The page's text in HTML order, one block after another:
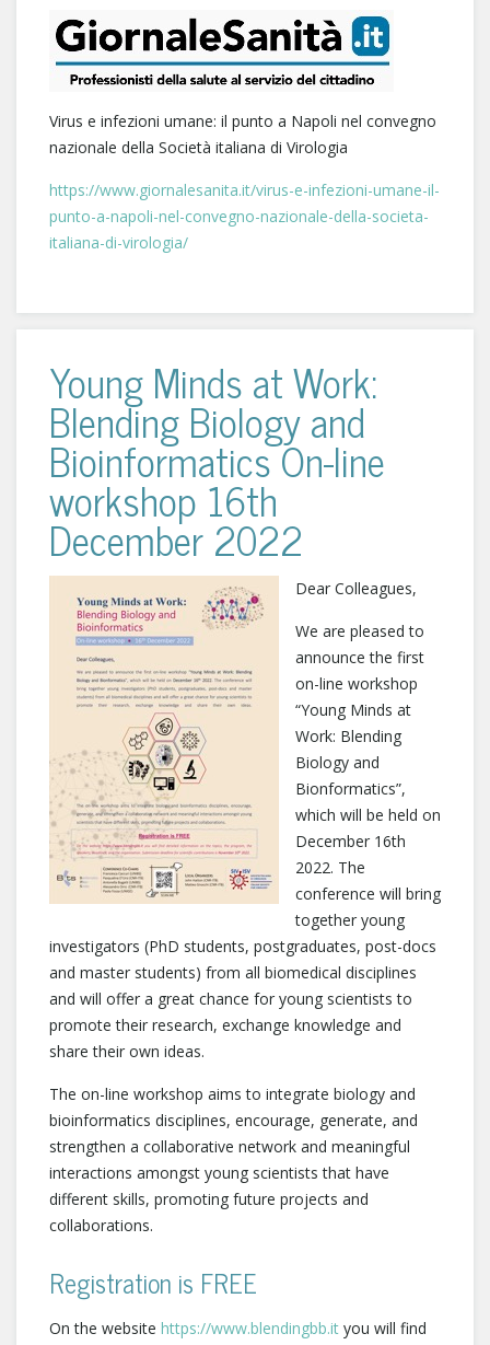
Virus e infezioni umane: il punto a Napoli nel convegno
nazionale della Società italiana di Virologia
https://www.giornalesanita.it/virus-e-infezioni-umane-il-
punto-a-napoli-nel-convegno-nazionale-della-societa-
italiana-di-virologia/
Young Minds at Work:
Blending Biology and
Bioinformatics On-line
workshop 16th
December 2022
Dear Colleagues,
We are pleased to
announce the first
on-line workshop
“Young Minds at
Work: Blending
Biology and
Bionformatics”,
which will be held on
December 16th
2022. The
conference will bring
together young
investigators (PhD students, postgraduates, post-docs
and master students) from all biomedical disciplines
and will offer a great chance for young scientists to
promote their research, exchange knowledge and
share their own ideas.
The on-line workshop aims to integrate biology and
bioinformatics disciplines, encourage, generate, and
strengthen a collaborative network and meaningful
interactions amongst young scientists that have
different skills, promoting future projects and
collaborations.
Registration is FREE
On the website https://www.blendingbb.it you will find